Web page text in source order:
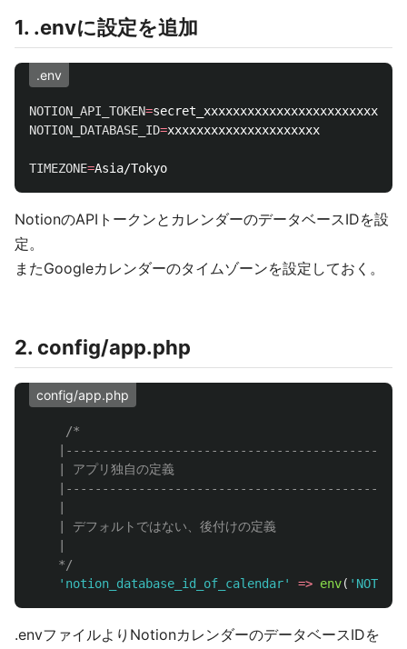
1. .envに設定を追加
.env
NOTION_API_TOKEN=
NOTION_DATABASE_ID=xxxxxxxxxxxxxxxxxxxxx
TIMEZONE=
NotionのAPIトークンとカレンダーのデータベースIDを設
定。
またGoogleカレンダーのタイムゾーンを設定しておく。
2. config/app.php
config/app.php
/*
    | アプリ独自の定義
    | デフォルトではない、後付けの定義
    */
'notion_database_id_of_calendar'
=> env(
.envファイルよりNotionカレンダーのデータベースIDを